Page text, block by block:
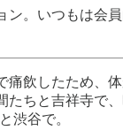
ン。いつもは会
痛飲したため、
たちと吉祥寺で
渋谷で。